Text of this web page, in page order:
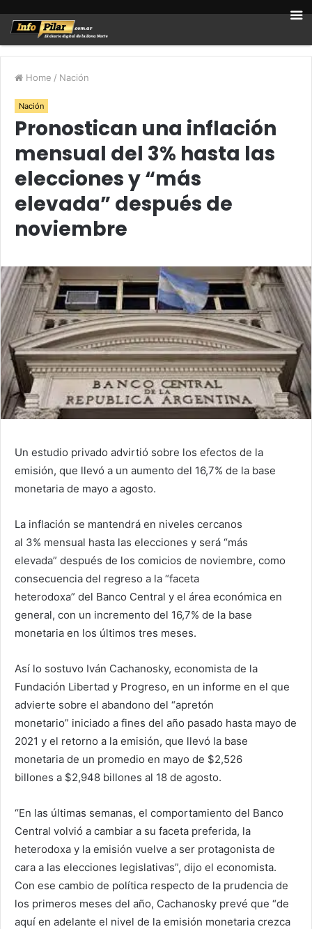
Home / Nación
Nación
Pronostican una inflación
mensual del 3% hasta las
elecciones y “más
elevada” después de
noviembre
Un estudio privado advirtió sobre los efectos de la
emisión, que llevó a un aumento del 16,7% de la base
monetaria de mayo a agosto.
La inflación se mantendrá en niveles cercanos
al 3% mensual hasta las elecciones y será “más
elevada” después de los comicios de noviembre, como
consecuencia del regreso a la “faceta
heterodoxa” del Banco Central y el área económica en
general, con un incremento del 16,7% de la base
monetaria en los últimos tres meses.
Así lo sostuvo Iván Cachanosky, economista de la
Fundación Libertad y Progreso, en un informe en el que
advierte sobre el abandono del “apretón
monetario” iniciado a fines del año pasado hasta mayo de
2021 y el retorno a la emisión, que llevó la base
monetaria de un promedio en mayo de $2,526
billones a $2,948 billones al 18 de agosto.
“En las últimas semanas, el comportamiento del Banco
Central volvió a cambiar a su faceta preferida, la
heterodoxa y la emisión vuelve a ser protagonista de
cara a las elecciones legislativas”, dijo el economista.
Con ese cambio de política respecto de la prudencia de
los primeros meses del año, Cachanosky prevé que “de
aquí en adelante el nivel de la emisión monetaria crezca